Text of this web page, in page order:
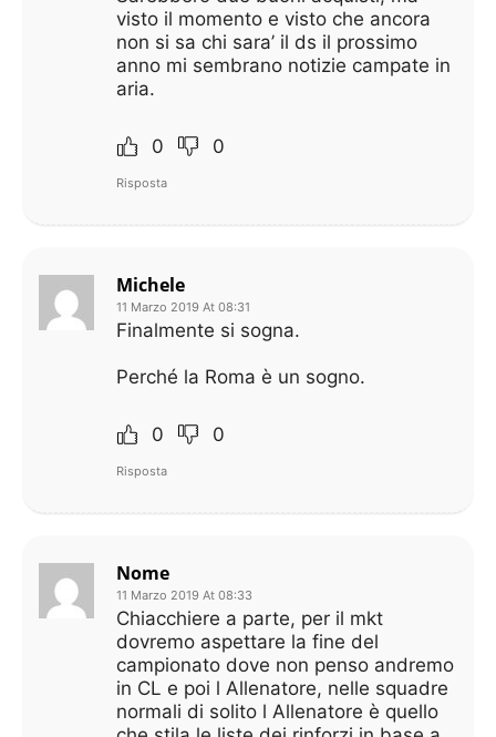
visto il momento e visto che ancora
non si sa chi sara’ il ds il prossimo
anno mi sembrano notizie campate in
aria.
0 0
Risposta
Michele
11 Marzo 2019 At 08:31
Finalmente si sogna.
Perché la Roma è un sogno.
0 0
Risposta
Nome
11 Marzo 2019 At 08:33
Chiacchiere a parte, per il mkt
dovremo aspettare la fine del
campionato dove non penso andremo
in CL e poi l Allenatore, nelle squadre
normali di solito l Allenatore è quello